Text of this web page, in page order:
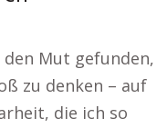
den Mut gefunden,
zu denken – auf
die ich so